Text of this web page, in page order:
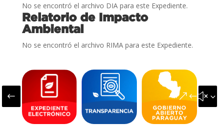
No se encontró el archivo DIA para este Expediente.
Relatorio de Impacto
Ambiental
No se encontró el archivo RIMA para este Expediente.
#